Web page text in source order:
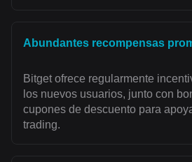
Abundantes recompensas
Bitget ofrece regularmente
los nuevos usuarios, junto con
cupones de descuento para
trading.